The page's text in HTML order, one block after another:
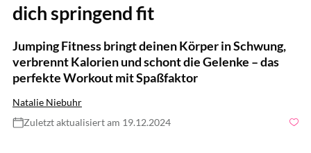
dich springend fit
Jumping Fitness bringt deinen Körper in Schwung,
verbrennt Kalorien und schont die Gelenke – das
perfekte Workout mit Spaßfaktor
Natalie Niebuhr
Zuletzt aktualisiert am 19.12.2024